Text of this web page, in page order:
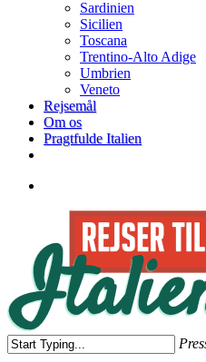
Sardinien
Sicilien
Toscana
Trentino-Alto Adige
Umbrien
Veneto
Rejsemål
Om os
Pragtfulde Italien